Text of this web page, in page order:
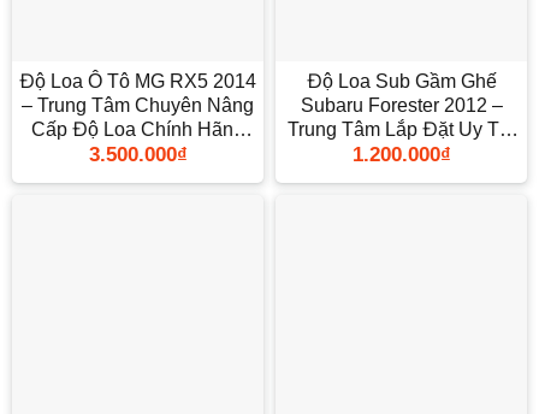
Độ Loa Ô Tô MG RX5 2014
– Trung Tâm Chuyên Nâng
Cấp Độ Loa Chính Hãng
TPHCM
3.500.000₫
Độ Loa Sub Gầm Ghế
Subaru Forester 2012 –
Trung Tâm Lắp Đặt Uy Tín
TPHCM
1.200.000₫